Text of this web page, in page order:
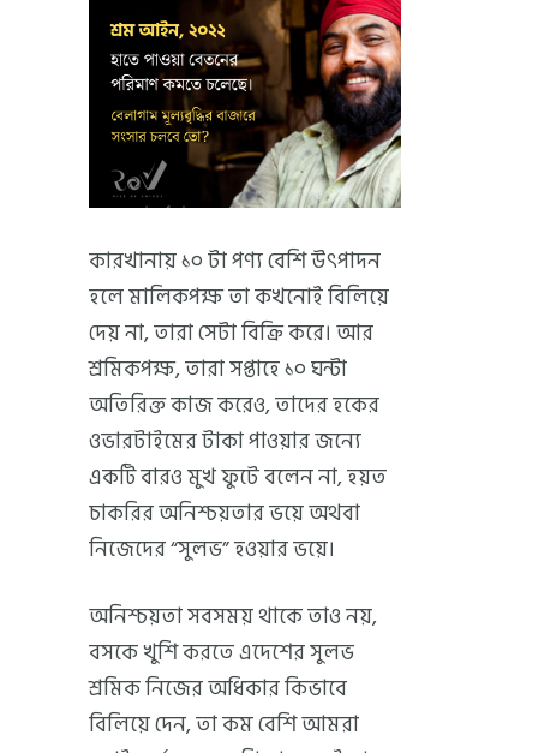
কারখানায় ১০ টা পণ্য বেশি উৎপাদন
হলে মালিকপক্ষ তা কখনোই বিলিয়ে
দেয় না, তারা সেটা বিক্রি করে। আর
শ্রমিকপক্ষ, তারা সপ্তাহে ১০ ঘন্টা
অতিরিক্ত কাজ করেও, তাদের হকের
ওভারটাইমের টাকা পাওয়ার জন্যে
একটি বারও মুখ ফুটে বলেন না, হয়ত
চাকরির অনিশ্চয়তার ভয়ে অথবা
নিজেদের “সুলভ” হওয়ার ভয়ে।
অনিশ্চয়তা সবসময় থাকে তাও নয়,
বসকে খুশি করতে এদেশের সুলভ
শ্রমিক নিজের অধিকার কিভাবে
বিলিয়ে দেন, তা কম বেশি আমরা